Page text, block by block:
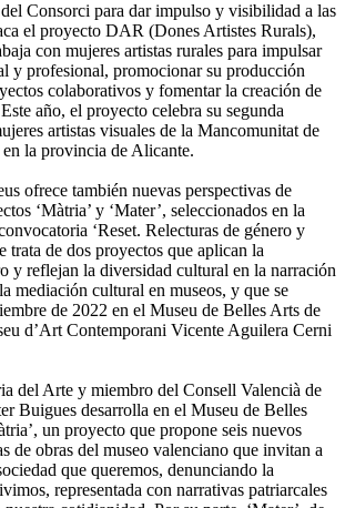
Consorci para dar impulso y visibilidad a las
el proyecto DAR (Dones Artistes Rurals),
con mujeres artistas rurales para impulsar
y profesional, promocionar su producción
colaborativos y fomentar la creación de
año, el proyecto celebra su segunda
artistas visuales de la Mancomunitat de
la provincia de Alicante.
ofrece también nuevas perspectivas de
‘Màtria’ y ‘Mater’, seleccionados en la
‘Reset. Relecturas de género y
trata de dos proyectos que aplican la
y reflejan la diversidad cultural en la narración
mediación cultural en museos, y que se
de 2022 en el Museu de Belles Arts de
d’Art Contemporani Vicente Aguilera Cerni
del Arte y miembro del Consell Valencià de
Buigues desarrolla en el Museu de Belles
un proyecto que propone seis nuevos
de obras del museo valenciano que invitan a
que queremos, denunciando la
representada con narrativas patriarcales